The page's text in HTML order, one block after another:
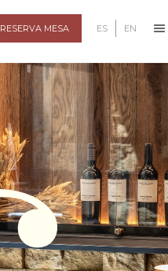
RESERVA MESA ES EN